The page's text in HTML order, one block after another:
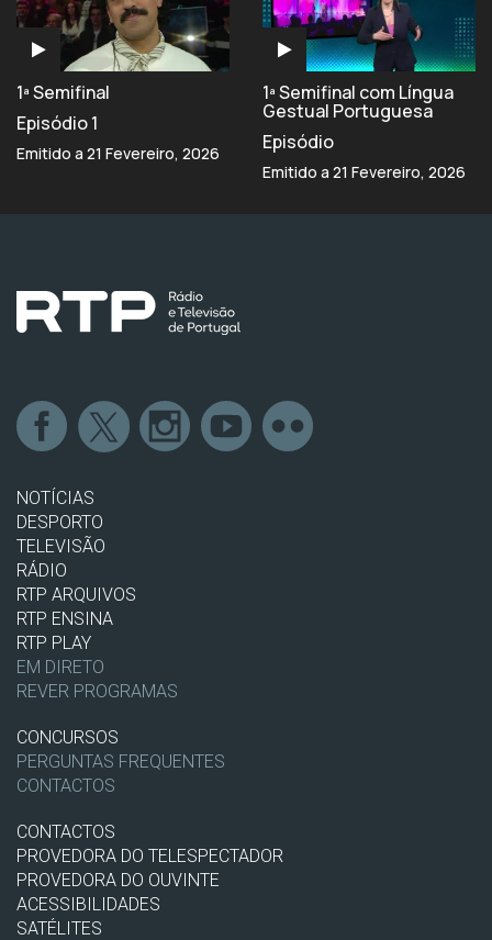
1ª Semifinal
Episódio 1
Emitido a 21 Fevereiro, 2026
1ª Semifinal com Língua
Gestual Portuguesa
Episódio
Emitido a 21 Fevereiro, 2026
NOTÍCIAS
DESPORTO
TELEVISÃO
RÁDIO
RTP ARQUIVOS
RTP ENSINA
RTP PLAY
EM DIRETO
REVER PROGRAMAS
CONCURSOS
PERGUNTAS FREQUENTES
CONTACTOS
CONTACTOS
PROVEDORA DO TELESPECTADOR
PROVEDORA DO OUVINTE
ACESSIBILIDADES
SATÉLITES